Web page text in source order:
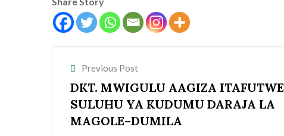
Previous Post
DKT. MWIGULU AAGIZA ITAFUTWE
SULUHU YA KUDUMU DARAJA LA
MAGOLE–DUMILA